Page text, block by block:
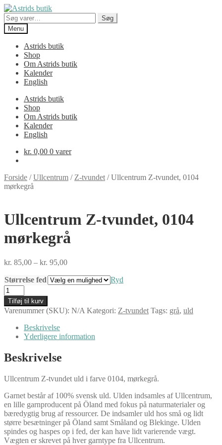
Spring
til
navigation
Spring
til
indhold
Søg
efter:
Søg
Menu
Astrids butik
Shop
Om Astrids butik
Kalender
English
Astrids butik
Shop
Om Astrids butik
Kalender
English
kr. 0,00 0 varer
Forside /Ullcentrum / Z-tvundet /Ullcentrum Z-tvundet, 0104
mørkegrå
Ullcentrum Z-tvundet, 0104
mørkegrå
kr. 85,00 – kr. 95,00Prisinterval:
til
Størrelse fed
Ryd
Ullcentrum
Z-
tvundet,
0104
mørkegrå
antal
Tilføj til kurv
Varenummer (SKU): N/A Kategori: Z-tvundet Tags: grå, uld
Beskrivelse
Yderligere information
Beskrivelse
Ullcentrum Z-tvundet uld i farve 0104, mørkegrå.
Garnet består af 100% svensk uld. Ulden indsamles af Ullcentrum,
en lille garnproducent på Öland med fokus på naturmaterialer og
bæredygtig brug af ressourcer. De indsamler uld hos små og lidt
større besætninger på Öland samt Småland og Blekinge. Ulden
spindes og haspes op i fed, der kan have lidt varierende vægt.
Vægten er skrevet på hver garntype fra Ullcentrum.